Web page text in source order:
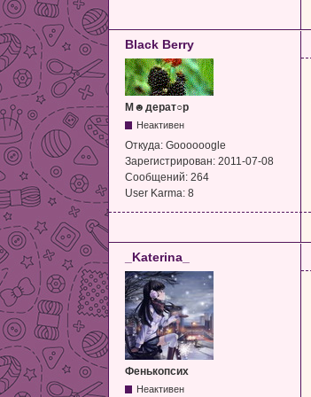
Black Berry
М☻дерат○р
Неактивен
Откуда: Goooooogle
Зарегистрирован: 2011-07-08
Сообщений: 264
User Karma: 8
_Katerina_
Фенькопсих
Неактивен